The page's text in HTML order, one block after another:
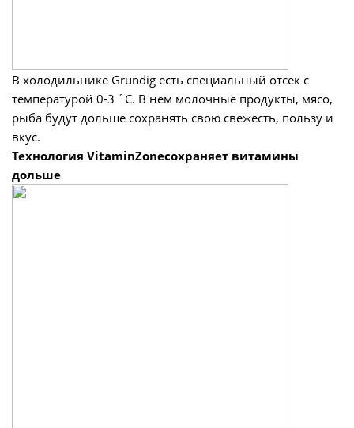
В холодильнике Grundig есть специальный отсек с
температурой 0-3 ˚C. В нем молочные продукты, мясо,
рыба будут дольше сохранять свою свежесть, пользу и
вкус.
Технология VitaminZoneсохраняет витамины
дольше